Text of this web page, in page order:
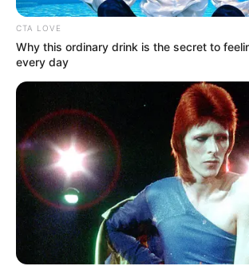
CTA LOVE
Why this ordinary drink is the secret to
every day